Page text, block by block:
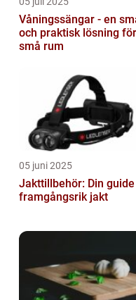
Våningssängar - en
och praktisk lösning för
små rum
05 juni 2025
Jakttillbehör: Din
framgångsrik jakt